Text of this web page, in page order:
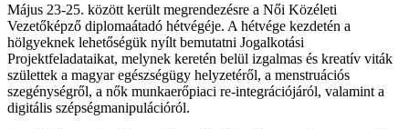
Május 23-25. között került megrendezésre a Női Közéleti
Vezetőképző diplomaátadó hétvégéje. A hétvége kezdetén a
hölgyeknek lehetőségük nyílt bemutatni Jogalkotási
Projektfeladataikat, melynek keretén belül izgalmas és kreatív viták
születtek a magyar egészségügy helyzetéről, a menstruációs
szegénységről, a nők munkaerőpiaci re-integrációjáról, valamint a
digitális szépségmanipulációról.